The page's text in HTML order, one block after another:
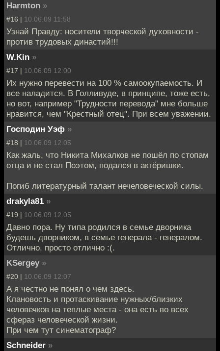
Harmton »
#16 | 10.06.09 11:58
Узнай Правду: носители творческой духовности -
против трудовых династий!!!
W.Kin »
#17 | 10.06.09 12:00
Их нужно перевести на 100 % самоокупаемость. И
все наладится. В Голливуде, в принципе, тоже есть,
но вот, например "Трудности перевода" мне больше
нравится, чем "Крестный отец". При всем уважении.
Господин Уэф »
#18 | 10.06.09 12:05
Как жаль, что Никита Михалков не пошёл по стопам
отца и не стал Поэтом, подался в актёришки.
Погиб литературный талант нечеловеческой силы.
drakyla81 »
#19 | 10.06.09 12:05
Давно пора. Ну типа родился в семье дворника
будешь дворником, в семье генерала - генералом.
Отлично, просто отлично :(.
KSergey »
#20 | 10.06.09 12:07
А я честно не понял о чем здесь.
Клановость и протаскивание нужных/близких
человечков на теплые места - она есть во всех
сфераз человеческой жизни.
При чем тут синематограф?
Schneider »